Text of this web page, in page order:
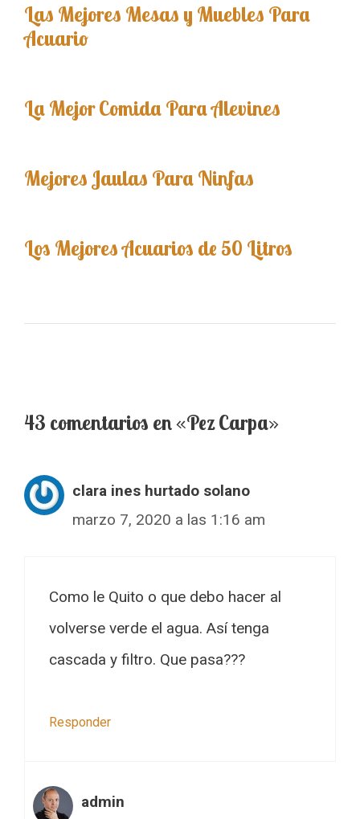
Las Mejores Mesas y Muebles Para
Acuario
La Mejor Comida Para Alevines
Mejores Jaulas Para Ninfas
Los Mejores Acuarios de 50 Litros
43 comentarios en «Pez Carpa»
clara ines hurtado solano
marzo 7, 2020 a las 1:16 am
Como le Quito o que debo hacer al
volverse verde el agua. Así tenga
cascada y filtro. Que pasa???
Responder
admin